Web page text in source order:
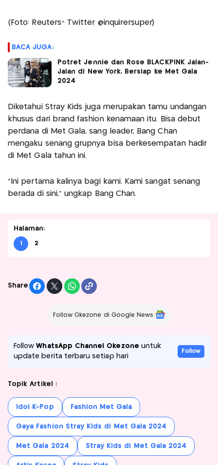
(Foto: Reuters- Twitter @inquirersuper)
BACA JUGA:
Potret Jennie dan Rose BLACKPINK Jalan-
Jalan di New York, Bersiap ke Met Gala
2024
Diketahui Stray Kids juga merupakan tamu undangan
khusus dari brand fashion kenamaan itu. Bisa debut
perdana di Met Gala, sang leader, Bang Chan
mengaku senang grupnya bisa berkesempatan hadir
di Met Gala tahun ini.
“Ini pertama kalinya bagi kami. Kami sangat senang
berada di sini,” ungkap Bang Chan.
Halaman:
1 2
Share
Follow Okezone di Google News
FollowWhatsApp Channel Okezone untuk
update berita terbaru setiap hari
Follow
Topik Artikel :
Idol K-Pop Fashion Met Gala
Gaya Fashion Stray Kids di Met Gala 2024
Met Gala 2024 Stray Kids di Met Gala 2024